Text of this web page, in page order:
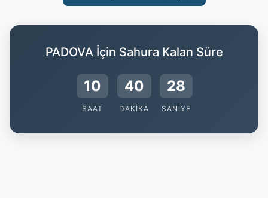
PADOVA İçin Sahura Kalan Süre
10
SAAT
40
DAKIKA
28
SANIYE